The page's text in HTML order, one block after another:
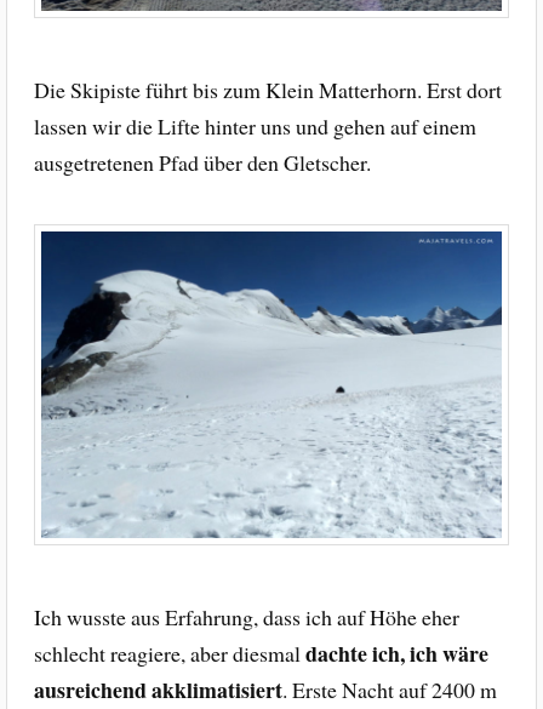
Die Skipiste führt bis zum Klein Matterhorn. Erst dort
lassen wir die Lifte hinter uns und gehen auf einem
ausgetretenen Pfad über den Gletscher.
Ich wusste aus Erfahrung, dass ich auf Höhe eher
schlecht reagiere, aber diesmaldachte ich, ich wäre
ausreichend akklimatisiert. Erste Nacht auf 2400 m